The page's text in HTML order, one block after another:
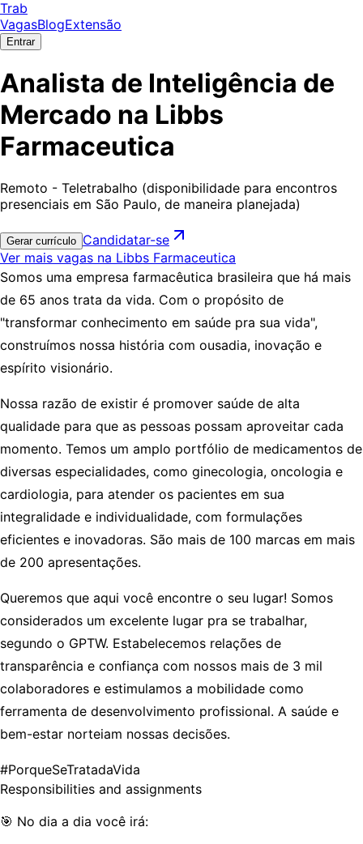
Trab
VagasBlogExtensão
Entrar
Analista de Inteligência de
Mercado na Libbs
Farmaceutica
Remoto - Teletrabalho (disponibilidade para encontros
presenciais em São Paulo, de maneira planejada)
Gerar currículo Candidatar-se
Ver mais vagas na Libbs Farmaceutica
Somos uma empresa farmacêutica brasileira que há mais
de 65 anos trata da vida. Com o propósito de
"transformar conhecimento em saúde pra sua vida",
construímos nossa história com ousadia, inovação e
espírito visionário.
Nossa razão de existir é promover saúde de alta
qualidade para que as pessoas possam aproveitar cada
momento. Temos um amplo portfólio de medicamentos de
diversas especialidades, como ginecologia, oncologia e
cardiologia, para atender os pacientes em sua
integralidade e individualidade, com formulações
eficientes e inovadoras. São mais de 100 marcas em mais
de 200 apresentações.
Queremos que aqui você encontre o seu lugar! Somos
considerados um excelente lugar pra se trabalhar,
segundo o GPTW. Estabelecemos relações de
transparência e confiança com nossos mais de 3 mil
colaboradores e estimulamos a mobilidade como
ferramenta de desenvolvimento profissional. A saúde e
bem-estar norteiam nossas decisões.
#PorqueSeTratadaVida
Responsibilities and assignments
🎯 No dia a dia você irá: